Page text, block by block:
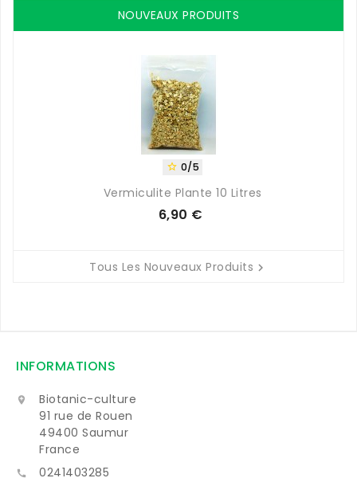
NOUVEAUX PRODUITS
 0/5
Vermiculite Plante 10 Litres
Prix
6,90 €
Tous Les Nouveaux Produits 
INFORMATIONS

Biotanic-culture
91 rue de Rouen
49400 Saumur
France
 0241403285